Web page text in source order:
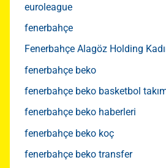
euroleague
fenerbahçe
Fenerbahçe Alagöz Holding
fenerbahçe beko
fenerbahçe beko basketbol
fenerbahçe beko haberleri
fenerbahçe beko koç
fenerbahçe beko transfer